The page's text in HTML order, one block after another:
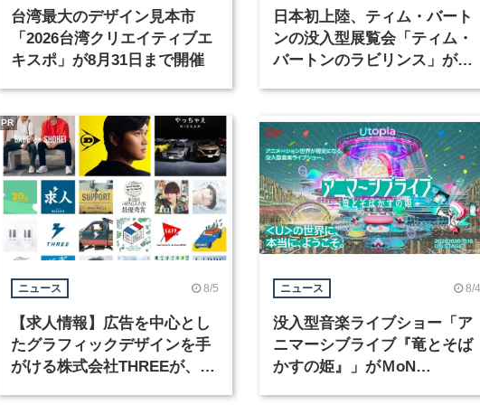
台湾最大のデザイン見本市
「2026台湾クリエイティブエ
キスポ」が8月31日まで開催
日本初上陸、ティム・バート
ンの没入型展覧会「ティム・
バートンのラビリンス」が東
ニュース 8/5
【求人情報】広告を中心とし
たグラフィックデザインを手
がける株式会社THREEが、グ
PR
ニュース 8/4
没入型音楽ライブショー「ア
ニマーシブライブ『竜とそば
かすの姫』」がＭoN